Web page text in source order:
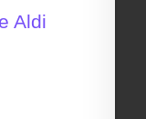
Aldi